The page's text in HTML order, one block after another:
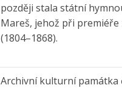
později stala státní
Mareš, jehož při
(1804–1868).
Archivní kulturní památka